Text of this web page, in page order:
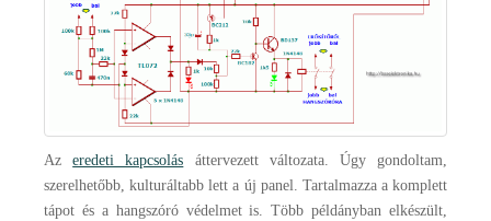
Azeredeti kapcsolás áttervezett változata. Úgy gondoltam,
szerelhetőbb, kulturáltabb lett a új panel. Tartalmazza a komplett
tápot és a hangszóró védelmet is. Több példányban elkészült,